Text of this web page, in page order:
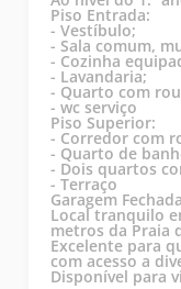
Piso Entrada:
- Vestíbulo;
- Sala comum,
- Cozinha
- Lavandaria;
- Quarto com
- wc serviço
Piso Superior:
- Corredor com
- Quarto de
- Dois quartos
- Terraço
Garagem
Local tranquilo
metros da Praia
Excelente para
com acesso a
Disponível para